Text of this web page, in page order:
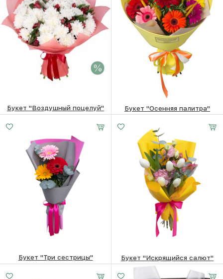
Букет "Воздушный поцелуй" Букет "Осенняя палитра"
Букет "Три сестрицы" Букет "Искрящийся салют"
3750